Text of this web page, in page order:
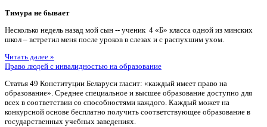
Тимура не бывает
Несколько недель назад мой сын -- ученик 4 «Б» класса одной из минских
школ – встретил меня после уроков в слезах и с распухшим ухом.
Читать далее »
Право людей с инвалидностью на образование
Статья 49 Конституции Беларуси гласит: «каждый имеет право на
образование». Среднее специальное и высшее образование доступно для
всех в соответствии со способностями каждого. Каждый может на
конкурсной основе бесплатно получить соответствующее образование в
государственных учебных заведениях.